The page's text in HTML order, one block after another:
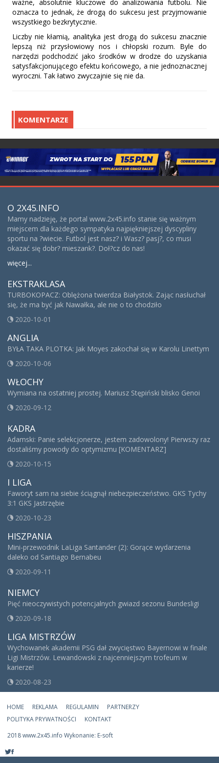
ważne, absolutnie kluczowe do analizowania futbolu. Nie
oznacza to jednak, że drogą do sukcesu jest przyjmowanie
wszystkiego bezkrytycznie.
Liczby nie kłamią, analityka jest drogą do sukcesu znacznie
lepszą niż przysłowiowy nos i chłopski rozum. Byle do
narzędzi podchodzić jako środków w drodze do uzyskania
satysfakcjonującego efektu końcowego, a nie jednoznacznej
wyroczni. Tak łatwo zwyczajnie się nie da.
KOMENTARZE
O 2X45.INFO
Mamy nadzieję, że portal www.2x45.info stanie się ważnym
miejscem dla każdego sympatyka najpiękniejszej dyscypliny
sportu na ?wiecie. Futbol jest nasz? i Wasz? pasj?, co musi
okazać się dobr? mieszank?. Doł?cz do nas!
więcej...
EKSTRAKLASA
TURBOKOPACZ: Oblężona twierdza Białystok. Zając nasłuchał
się, że ma być jak Nawałka, ale nie o to chodziło
2020-10-01
ANGLIA
BYŁA TAKA PLOTKA: Jak Moyes zakochał się w Karolu Linettym
2020-10-06
WŁOCHY
Wymiana na ostatniej prostej. Mariusz Stępiński blisko Genoi
2020-09-12
KADRA
Adamski: Panie selekcjonerze, jestem zadowolony! Pierwszy raz
dostaliśmy powody do optymizmu [KOMENTARZ]
2020-10-15
I LIGA
Faworyt sam na siebie ściągnął niebezpieczeństwo. GKS Tychy
3:1 GKS Jastrzębie
2020-10-23
HISZPANIA
Mini-przewodnik LaLiga Santander (2): Gorące wydarzenia
daleko od Santiago Bernabeu
2020-09-11
NIEMCY
Pięć nieoczywistych potencjalnych gwiazd sezonu Bundesligi
2020-09-18
LIGA MISTRZÓW
Wychowanek akademii PSG dał zwycięstwo Bayernowi w finale
Ligi Mistrzów. Lewandowski z najcenniejszym trofeum w
karierze!
2020-08-23
HOME REKLAMA REGULAMIN
PARTNERZY
POLITYKA PRYWATNOŚCI
KONTAKT
2018 www.2x45.info Wykonanie: E-soft